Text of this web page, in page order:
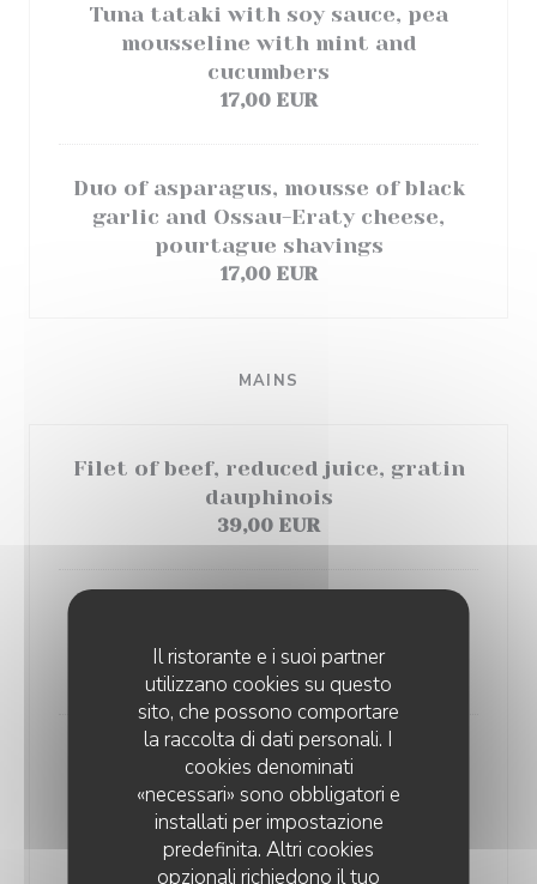
Il ristorante e i suoi partner
utilizzano cookies su questo
sito, che possono comportare
la raccolta di dati personali. I
cookies denominati
«necessari» sono obbligatori e
installati per impostazione
predefinita. Altri cookies
opzionali richiedono il tuo
Tuna tataki with soy sauce, pea
mousseline with mint and
cucumbers
17,00 EUR
Duo of asparagus, mousse of black
garlic and Ossau-Eraty cheese,
pourtague shavings
17,00 EUR
MAINS
Filet of beef, reduced juice, gratin
dauphinois
39,00 EUR
reduced juice, mashed potatoes
32,00 EUR
Georgette's Caesar salad, farmer's
chicken, crispy bacon, parmesan,
and bread croutons
26,00 EUR